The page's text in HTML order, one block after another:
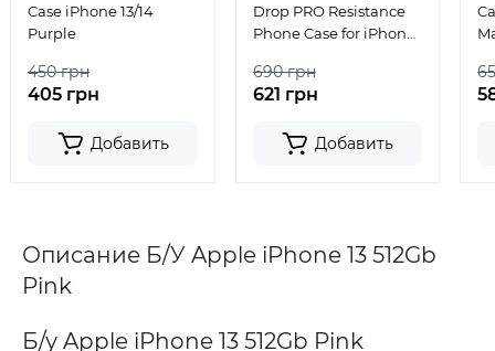
Case iPhone 13/14
Purple
450 грн
405 грн
Добавить
Drop PRO Resistance
Phone Case for iPhone
690 грн
621 грн
Добавить
Описание Б/У Apple iPhone 13 512Gb
Pink
Б/у Apple iPhone 13 512Gb Pink